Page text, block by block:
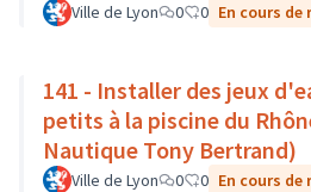
Ville de Lyon 0 0 En cours
141 - Installer des jeux
petits à la piscine du
Nautique Tony Bertrand)
Ville de Lyon 0 0 En cours